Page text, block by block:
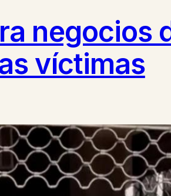
negocios
víctimas